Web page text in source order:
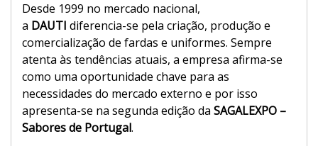
Desde 1999 no mercado nacional,
a DAUTI diferencia-se pela criação, produção e
comercialização de fardas e uniformes. Sempre
atenta às tendências atuais, a empresa afirma-se
como uma oportunidade chave para as
necessidades do mercado externo e por isso
apresenta-se na segunda edição da SAGALEXPO –
Sabores de Portugal.